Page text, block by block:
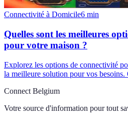
Connectivité à Domicile6 min
Quelles sont les meilleures
pour votre maison ?
Explorez les options de connectivité
la meilleure solution pour vos
Connect Belgium
Votre source d'information pour tout